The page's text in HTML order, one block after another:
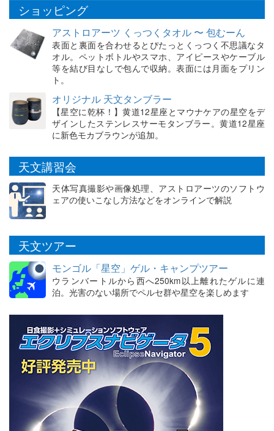
ショッピング
アストロアーツ くっつくタオル 〜 包むーん
表面と裏面を合わせるとぴたっとくっつく不思議なタ
オル。ペットボトルやスマホ、アイピースやケーブル
等を結び目なしで包んで収納。表面には月面をプリン
ト。
オリジナル 天文タンブラー
【星空に乾杯！】黄道12星座とマウナケアの星空をデ
ザインしたステンレスサーモタンブラー。黄道12星座
に新色モカブラウンが追加。
天文講習会
天体写真撮影や画像処理、アストロアーツのソフトウ
ェアの使いこなし方法などをオンラインで解説
天文ツアー
モンゴル「星空」ゲル・キャンプツアー
ウランバートルから西へ250km以上離れたゲルに連
泊。光害のない場所でペルセ群や星空を楽しめます